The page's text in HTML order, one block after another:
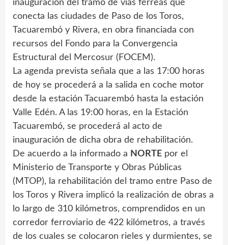
inauguración del tramo de vías férreas que
conecta las ciudades de Paso de los Toros,
Tacuarembó y Rivera, en obra financiada con
recursos del Fondo para la Convergencia
Estructural del Mercosur (FOCEM).
La agenda prevista señala que a las 17:00 horas
de hoy se procederá a la salida en coche motor
desde la estación Tacuarembó hasta la estación
Valle Edén. A las 19:00 horas, en la Estación
Tacuarembó, se procederá al acto de
inauguración de dicha obra de rehabilitación.
De acuerdo a la informado a NORTE por el
Ministerio de Transporte y Obras Públicas
(MTOP), la rehabilitación del tramo entre Paso de
los Toros y Rivera implicó la realización de obras a
lo largo de 310 kilómetros, comprendidos en un
corredor ferroviario de 422 kilómetros, a través
de los cuales se colocaron rieles y durmientes, se